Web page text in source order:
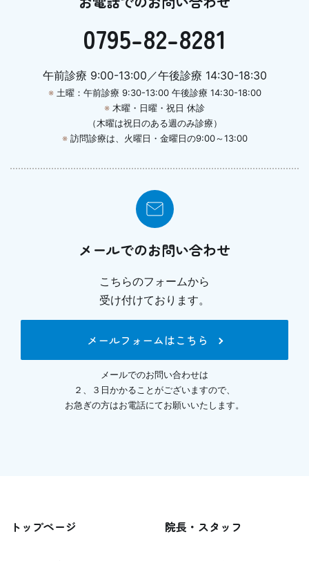
0795-82-8281
午前診療 9:00-13:00／午後診療 14:30-18:30
※土曜：午前診療 9:30-13:00 午後診療 14:30-18:00
※ 木曜・日曜・祝日 休診
（木曜は祝日のある週のみ診療）
※訪問診療は、火曜日・金曜日の9:00～13:00
メールでのお問い合わせ
こちらのフォームから
受け付けております。
メールフォームはこちら
メールでのお問い合わせは
２、３日かかることがございますので、
お急ぎの方はお電話にてお願いいたします。
トップページ 院長・スタッフ